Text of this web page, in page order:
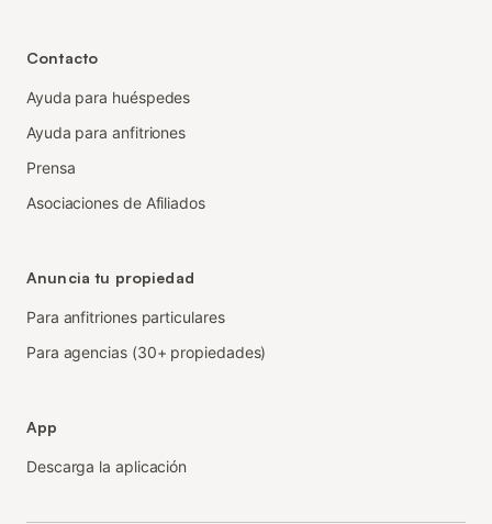
Contacto
Ayuda para huéspedes
Ayuda para anfitriones
Prensa
Asociaciones de Afiliados
Anuncia tu propiedad
Para anfitriones particulares
Para agencias (30+ propiedades)
App
Descarga la aplicación